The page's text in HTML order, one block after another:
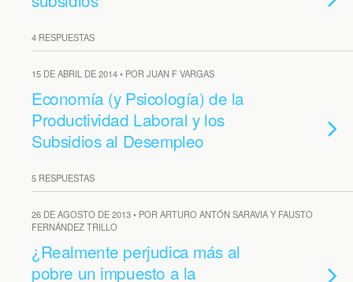
4 RESPUESTAS
15 DE ABRIL DE 2014 • POR JUAN F VARGAS
Economía (y Psicología) de la
Productividad Laboral y los
Subsidios al Desempleo
5 RESPUESTAS
26 DE AGOSTO DE 2013 • POR ARTURO ANTÓN SARAVIA Y FAUSTO
FERNÁNDEZ TRILLO
¿Realmente perjudica más al
pobre un impuesto a la